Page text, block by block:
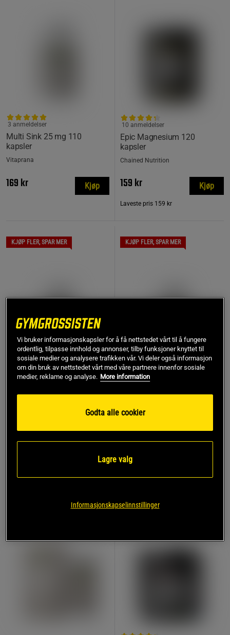
Multi Sink 25 mg 110
kapsler
3 anmeldelser
Vitaprana
169 kr Kjøp
Epic Magnesium 120
kapsler
10 anmeldelser
Chained Nutrition
159 kr
Laveste pris 159 kr
Kjøp
KJØP FLER, SPAR MER
NAD+ Høykonsentrert 30
299 kr Kjøp
KJØP FLER, SPAR MER
Longevit NAD Complex 30
449 kr Kjøp
TOPPSELGERE
Vi bruker informasjonskapsler for å få nettstedet vårt til å fungere
ordentlig, tilpasse innhold og annonser, tilby funksjoner knyttet til
sosiale medier og analysere trafikken vår. Vi deler også informasjon
om din bruk av nettstedet vårt med våre partnere innenfor sosiale
medier, reklame og analyse. More information
Godta alle cookier
Lagre valg
Informasjonskapselinnstillinger